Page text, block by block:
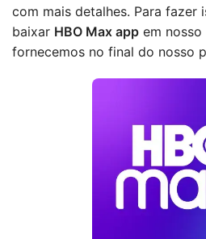
com mais detalhes. Para fazer
baixar HBO Max app em
fornecemos no final do nosso